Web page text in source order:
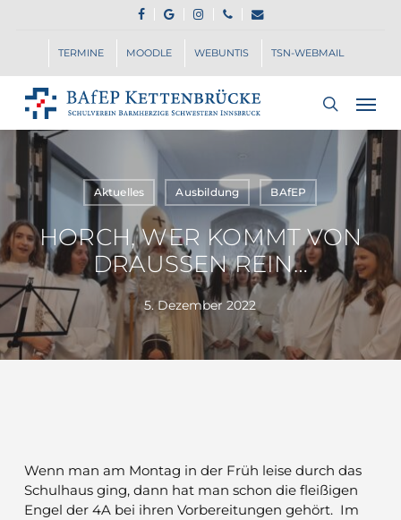
content
FACEBOOK
GOOGLE-
PLUS
INSTAGRAM
PHONEEMAIL
TERMINE MOODLE WEBUNTIS TSN-WEBMAIL
search
Menu
Aktuelles Ausbildung BAfEP
HORCH, WER KOMMT VON
DRAUSSEN REIN…
5. Dezember 2022
Wenn man am Montag in der Früh leise durch das
Schulhaus ging, dann hat man schon die fleißigen
Engel der 4A bei ihren Vorbereitungen gehört. Im